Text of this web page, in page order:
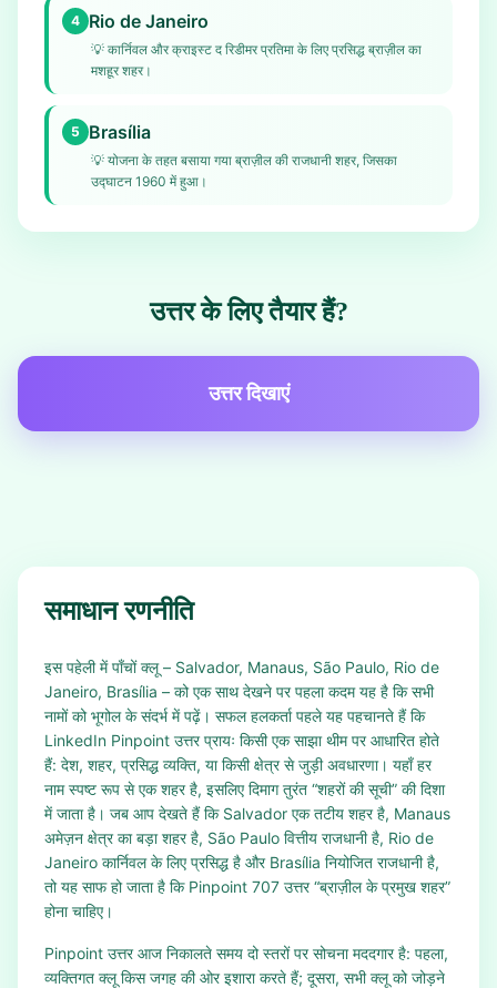
4 Rio de Janeiro
💡 कार्निवल और क्राइस्ट द रिडीमर प्रतिमा के लिए प्रसिद्ध ब्राज़ील का
मशहूर शहर।
5 Brasília
💡 योजना के तहत बसाया गया ब्राज़ील की राजधानी शहर, जिसका
उद्घाटन 1960 में हुआ।
उत्तर के लिए तैयार हैं?
उत्तर दिखाएं
समाधान रणनीति
इस पहेली में पाँचों क्लू – Salvador, Manaus, São Paulo, Rio de
Janeiro, Brasília – को एक साथ देखने पर पहला कदम यह है कि सभी
नामों को भूगोल के संदर्भ में पढ़ें। सफल हलकर्ता पहले यह पहचानते हैं कि
LinkedIn Pinpoint उत्तर प्रायः किसी एक साझा थीम पर आधारित होते
हैं: देश, शहर, प्रसिद्ध व्यक्ति, या किसी क्षेत्र से जुड़ी अवधारणा। यहाँ हर
नाम स्पष्ट रूप से एक शहर है, इसलिए दिमाग तुरंत “शहरों की सूची” की दिशा
में जाता है। जब आप देखते हैं कि Salvador एक तटीय शहर है, Manaus
अमेज़न क्षेत्र का बड़ा शहर है, São Paulo वित्तीय राजधानी है, Rio de
Janeiro कार्निवल के लिए प्रसिद्ध है और Brasília नियोजित राजधानी है,
तो यह साफ हो जाता है कि Pinpoint 707 उत्तर “ब्राज़ील के प्रमुख शहर”
होना चाहिए।
Pinpoint उत्तर आज निकालते समय दो स्तरों पर सोचना मददगार है: पहला,
व्यक्तिगत क्लू किस जगह की ओर इशारा करते हैं; दूसरा, सभी क्लू को जोड़ने